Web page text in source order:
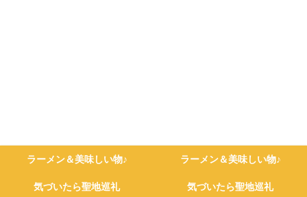
ラーメン＆美味しい物♪ ラーメン＆美味しい物♪
気づいたら聖地巡礼 気づいたら聖地巡礼